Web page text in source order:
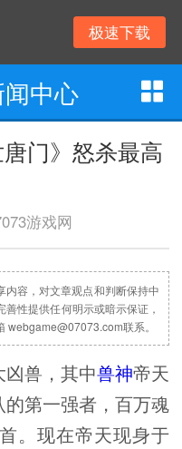
极速下载
中心
门》怒杀最高
游戏网
容，对文章观点和判断保持中
性提供任何明示或暗示保证，
联系。
凶兽，其中兽神帝天
的第一强者，百万魂
。现在帝天现身于